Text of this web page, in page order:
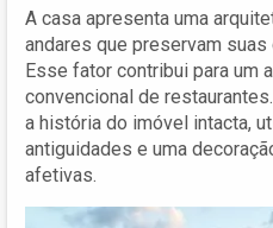
A casa apresenta uma
andares que preservam
Esse fator contribui para um
convencional de
a história do imóvel intacta,
antiguidades e uma
afetivas.